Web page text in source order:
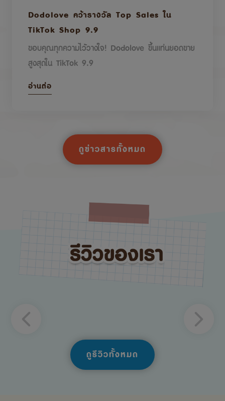
Dodolove คว้ารางวัล Top Sales ใน
TikTok Shop 9.9
ขอบคุณทุกความไว้วางใจ! Dodolove ขึ้นแท่นยอดขาย
สูงสุดใน TikTok 9.9
อ่านต่อ
ดูข่าวสารทั้งหมด
ดูรีวิวทั้งหมด